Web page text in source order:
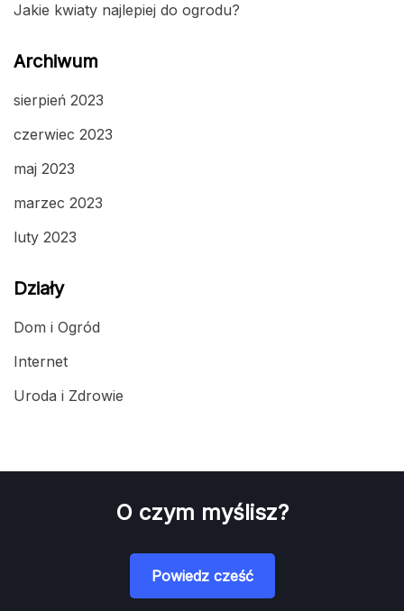
Jakie kwiaty najlepiej do ogrodu?
Archiwum
sierpień 2023
czerwiec 2023
maj 2023
marzec 2023
luty 2023
Działy
Dom i Ogród
Internet
Uroda i Zdrowie
O czym myślisz?
Powiedz cześć